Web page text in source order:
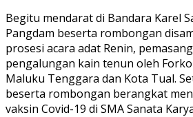
Begitu mendarat di Bandara Karel
Pangdam beserta rombongan
prosesi acara adat Renin,
pengalungan kain tenun oleh
Maluku Tenggara dan Kota Tual.
beserta rombongan berangkat
vaksin Covid-19 di SMA Sanata